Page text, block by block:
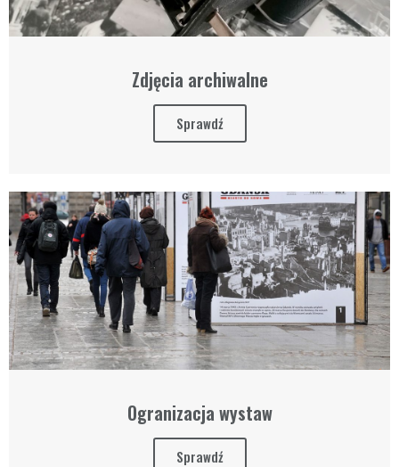
Zdjęcia archiwalne
Sprawdź
Ogranizacja wystaw
Sprawdź